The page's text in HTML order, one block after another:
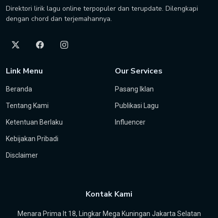
Direktori lirik lagu online terpopuler dan terupdate. Dilengkapi
dengan chord dan terjemahannya.
Link Menu
Beranda
Tentang Kami
Ketentuan Berlaku
Kebijakan Pribadi
Disclaimer
Our Services
Pasang Iklan
Publikasi Lagu
Influencer
Kontak Kami
Menara Prima lt 18, Lingkar Mega Kuningan Jakarta Selatan